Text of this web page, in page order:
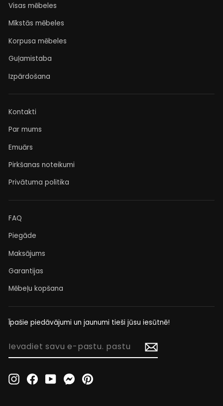
Visas mēbeles
Mīkstās mēbeles
Korpusa mēbeles
Guļamistaba
Izpārdošana
Kontakti
Par mums
Emuārs
Pirkšanas noteikumi
Privātuma politika
FAQ
Piegāde
Maksājums
Garantijas
Mēbeļu kopšana
Īpašie piedāvājumi un jaunumi tieši jūsu iesūtnē!
IEVADIET
PASTU.InstagramFacebookYouTubeMessenger